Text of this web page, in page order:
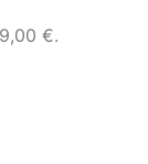
€.